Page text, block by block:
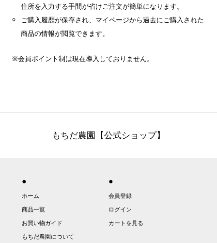
住所を入力する手間が省けご注文が簡単になります。
ご購入履歴が保存され、マイページから過去にご購入された
商品の情報が閲覧できます。
※会員ポイント制は現在導入しておりません。
もちだ農園【公式ショップ】
●
ホーム
商品一覧
お買い物ガイド
もちだ農園について
●
会員登録
ログイン
カートを見る